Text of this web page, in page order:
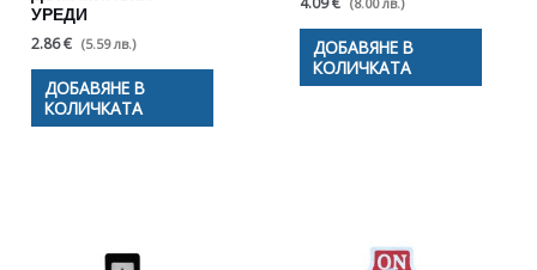
УРЕДИ
2.86 € (5.59 лв.)
ДОБАВЯНЕ В
КОЛИЧКАТА
ДОБАВЯНЕ В
КОЛИЧКАТА